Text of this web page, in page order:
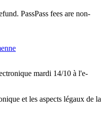
PassPass fees are non-
mardi 14/10 à l'e-
et les aspects légaux de la